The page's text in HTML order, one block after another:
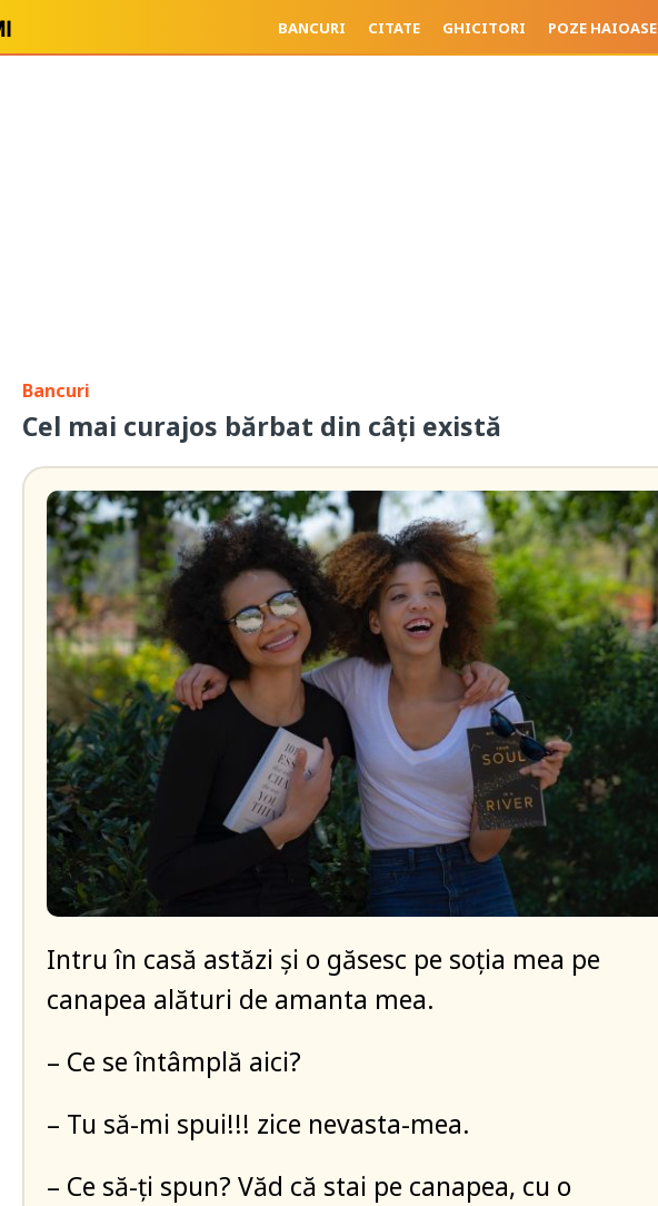
BANCURI CITATE GHICITORI POZE HAIOASE
Bancuri
Cel mai curajos bărbat din câți există
Intru în casă astăzi și o găsesc pe soția mea pe
canapea alături de amanta mea.
– Ce se întâmplă aici?
– Tu să-mi spui!!! zice nevasta-mea.
– Ce să-ți spun? Văd că stai pe canapea, cu o